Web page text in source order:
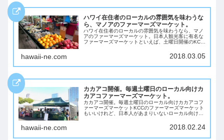
ハワイ在住者のローカルの雰囲気を味わうな
ら、マノアのファーマーズマーケット。
ハワイ在住者のローカルの雰囲気を味わうなら、マノ
アのファーマーズマーケット。日本人観光客に有名な
ファーマーズマーケットといえば、土曜日開催のKCC
囲気を楽しみたい方には、「マノアのファーマーズ...
hawaii-ne.com 2018.03.05
カカアコ開催。毎週土曜日のローカル向けカ
カアコファーマーズマーケット。
カカアコ開催。毎週土曜日のローカル向けカカアコフ
ァーマーズマーケットKCCのファーマーズマーケット
もいいけれど、日本人があまりいないローカル向けの
すめなのが、カカアコでやっているカカアコファ...
hawaii-ne.com 2018.02.24